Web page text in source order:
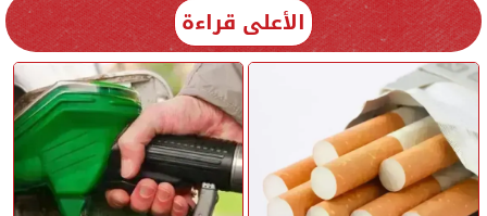
الأعلى قراءة